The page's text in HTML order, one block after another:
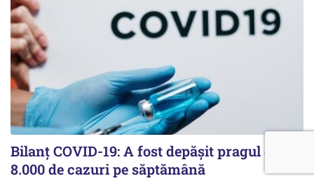
Bilanț COVID-19: A fost depășit pragul de
8.000 de cazuri pe săptămână